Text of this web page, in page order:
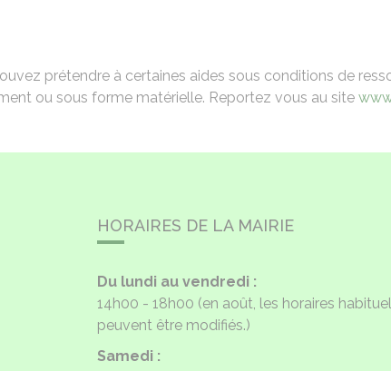
prétendre à certaines aides sous conditions de
ou sous forme matérielle. Reportez vous au site
HORAIRES DE LA MAIRIE
Du lundi au vendredi :
14h00 - 18h00 (en août, les horaires
peuvent être modifiés.)
Samedi :